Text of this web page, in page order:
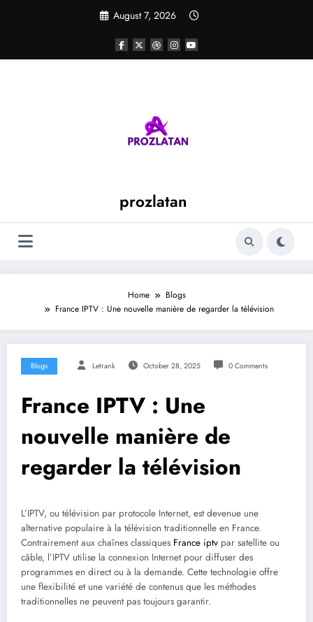
August 7, 2026
prozlatan
Home
Blogs
France IPTV : Une nouvelle manière de regarder la télévision
Blogs Letrank October 28, 2025 0 Comments
France IPTV : Une
nouvelle manière de
regarder la télévision
L’IPTV, ou télévision par protocole Internet, est devenue une
alternative populaire à la télévision traditionnelle en France.
Contrairement aux chaînes classiques France iptv par satellite ou
câble, l’IPTV utilise la connexion Internet pour diffuser des
programmes en direct ou à la demande. Cette technologie offre
une flexibilité et une variété de contenus que les méthodes
traditionnelles ne peuvent pas toujours garantir.